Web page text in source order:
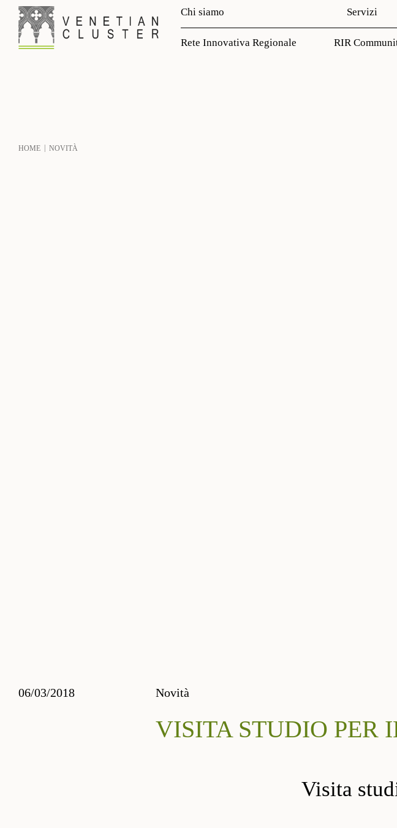
Chi siamo Servizi
Rete Innovativa Regionale RIR
HOME NOVITÀ
06/03/2018 Novità
VISITA STUDIO PER
Visita